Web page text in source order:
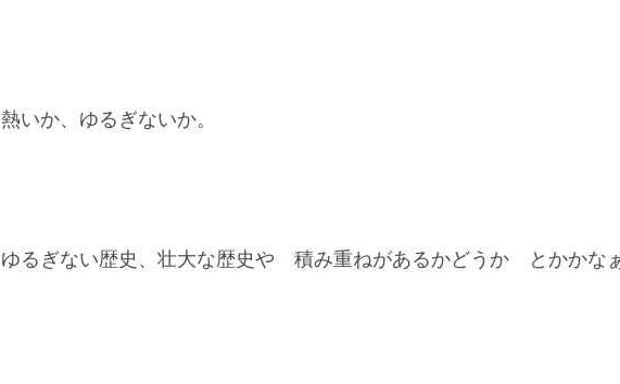
いか、ゆるぎないか。
ゆるぎない歴史、壮大な歴史や 積み重ねがあるかどうか とかかな